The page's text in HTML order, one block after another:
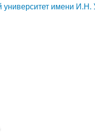
университет имени И.Н.